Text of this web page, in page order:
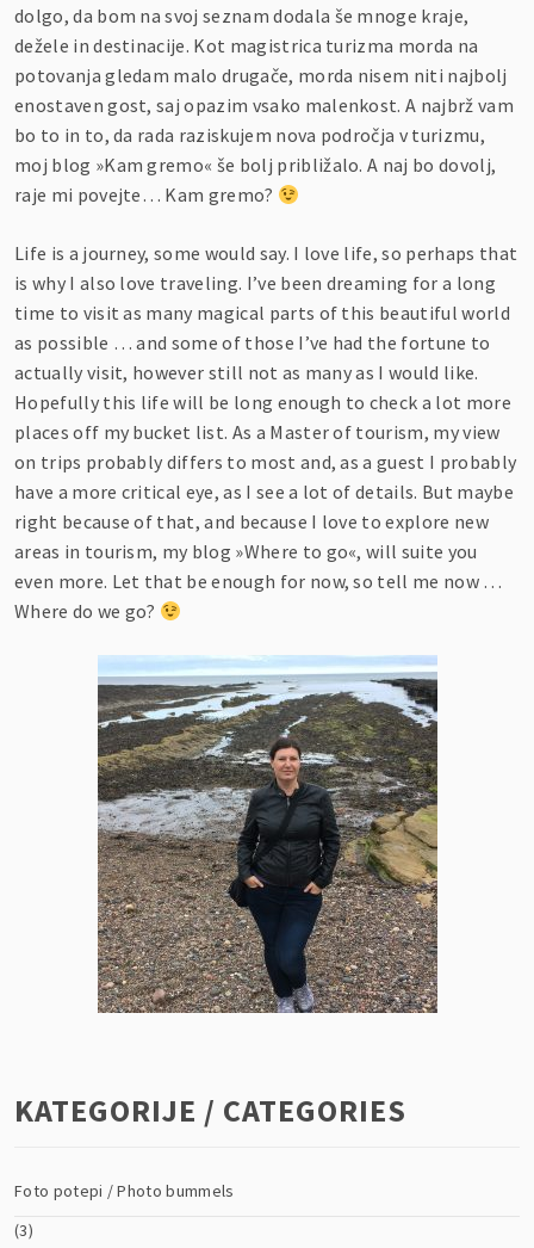
dolgo, da bom na svoj seznam dodala še mnoge kraje,
dežele in destinacije. Kot magistrica turizma morda na
potovanja gledam malo drugače, morda nisem niti najbolj
enostaven gost, saj opazim vsako malenkost. A najbrž vam
bo to in to, da rada raziskujem nova področja v turizmu,
moj blog »Kam gremo« še bolj približalo. A naj bo dovolj,
raje mi povejte… Kam gremo?
Life is a journey, some would say. I love life, so perhaps that
is why I also love traveling. I’ve been dreaming for a long
time to visit as many magical parts of this beautiful world
as possible … and some of those I’ve had the fortune to
actually visit, however still not as many as I would like.
Hopefully this life will be long enough to check a lot more
places off my bucket list. As a Master of tourism, my view
on trips probably differs to most and, as a guest I probably
have a more critical eye, as I see a lot of details. But maybe
right because of that, and because I love to explore new
areas in tourism, my blog »Where to go«, will suite you
even more. Let that be enough for now, so tell me now …
Where do we go?
KATEGORIJE / CATEGORIES
Foto potepi / Photo bummels
(3)